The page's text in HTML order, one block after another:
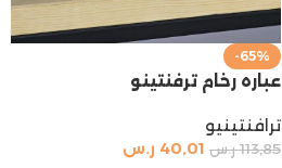
-65%
عباره رخام ترفنتينو
ترافنتينيو
113,85 ر.س 40,01 ر.س